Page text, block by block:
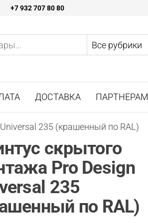
+7 932 707 80 80
ДОСТАВКА ПАРТНЕРАМ
235 (крашенный по RAL)
скрытого
Pro Design
235
по RAL)